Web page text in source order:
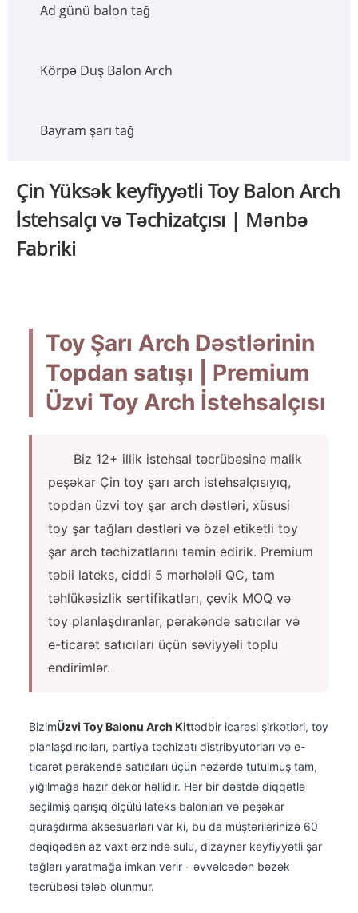
Ad günü balon tağ
Körpə Duş Balon Arch
Bayram şarı tağ
Çin Yüksək keyfiyyətli Toy Balon Arch
İstehsalçı və Təchizatçısı | Mənbə
Fabriki
Toy Şarı Arch Dəstlərinin
Topdan satışı | Premium
Üzvi Toy Arch İstehsalçısı
Biz 12+ illik istehsal təcrübəsinə malik
peşəkar Çin toy şarı arch istehsalçısıyıq,
topdan üzvi toy şar arch dəstləri, xüsusi
toy şar tağları dəstləri və özəl etiketli toy
şar arch təchizatlarını təmin edirik. Premium
təbii lateks, ciddi 5 mərhələli QC, tam
təhlükəsizlik sertifikatları, çevik MOQ və
toy planlaşdıranlar, pərakəndə satıcılar və
e-ticarət satıcıları üçün səviyyəli toplu
endirimlər.
BizimÜzvi Toy Balonu Arch Kittədbir icarəsi şirkətləri, toy
planlaşdırıcıları, partiya təchizatı distribyutorları və e-
ticarət pərakəndə satıcıları üçün nəzərdə tutulmuş tam,
yığılmağa hazır dekor həllidir. Hər bir dəstdə diqqətlə
seçilmiş qarışıq ölçülü lateks balonları və peşəkar
quraşdırma aksesuarları var ki, bu da müştərilərinizə 60
dəqiqədən az vaxt ərzində sulu, dizayner keyfiyyətli şar
tağları yaratmağa imkan verir - əvvəlcədən bəzək
təcrübəsi tələb olunmur.